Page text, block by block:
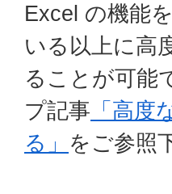
Excel の機能
いる以上に高
ることが可能
プ記事 「高
る」 をご参照